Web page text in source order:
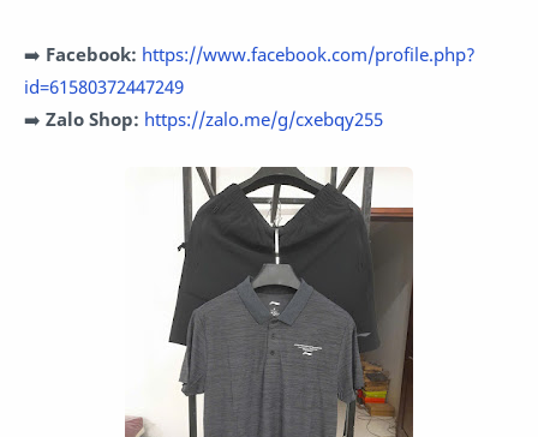
➡️ Facebook: https://www.facebook.com/profile.php?
id=61580372447249
➡️ Zalo Shop: https://zalo.me/g/cxebqy255